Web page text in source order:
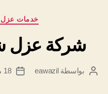
خدمات
شركة عزل
كاتببواسطةeawazil
تاريخ
18 مارس، 2025